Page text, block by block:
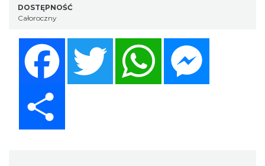
DOSTĘPNOŚĆ
Całoroczny
Twitter WhatsApp